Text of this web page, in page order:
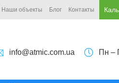
Наши объекты Блог Контакты
info@atmic.com.ua Пн –